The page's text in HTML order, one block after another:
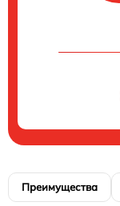
Преимущества